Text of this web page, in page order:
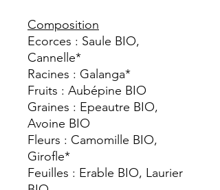
Composition
Ecorces : Saule BIO,
Cannelle*
Racines : Galanga*
Fruits : Aubépine BIO
Graines : Epeautre BIO,
Avoine BIO
Fleurs : Camomille BIO,
Girofle*
Feuilles : Erable BIO, Laurier